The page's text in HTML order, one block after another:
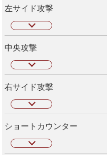
左サイド攻撃
中央攻撃
右サイド攻撃
ショートカウンター